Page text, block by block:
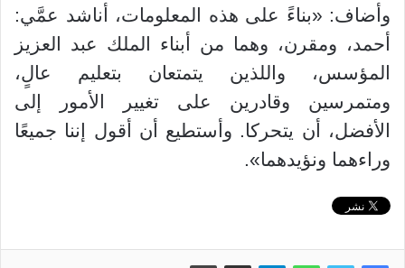
وأضاف: «بناءً على هذه المعلومات، أناشد عمَّي:
أحمد، ومقرن، وهما من أبناء الملك عبد العزيز
المؤسس، واللذين يتمتعان بتعليم عالٍ،
ومتمرسين وقادرين على تغيير الأمور إلى
الأفضل، أن يتحركا. وأستطيع أن أقول إننا جميعًا
وراءهما ونؤيدهما».